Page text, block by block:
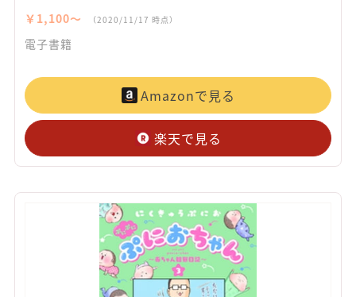
￥1,100〜 （2020/11/17 時点）
電子書籍
Amazonで見る
楽天で見る